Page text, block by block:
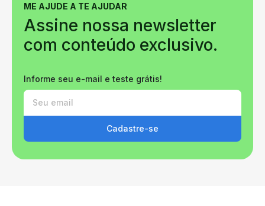
ME AJUDE A TE AJUDAR
Assine nossa newsletter
com conteúdo exclusivo.
Informe seu e-mail e teste grátis!
Cadastre-se